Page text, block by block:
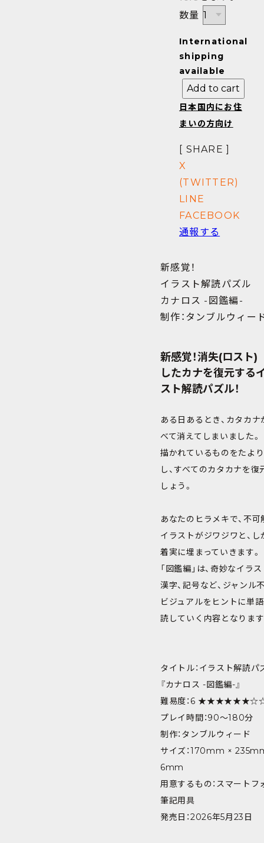
数量
International
shipping
available
Add to cart
日本国内にお住
まいの方向け
[ SHARE ]
X
(TWITTER)
LINE
FACEBOOK
通報する
新感覚！
イラスト解読パズル
カナロス -図鑑編-
制作：タンブルウィー
新感覚！消失(ロスト)
したカナを復元する
スト解読パズル！
ある日あるとき、カタカナ
べて消えてしまいました。
描かれているものをたよ
し、すべてのカタカナを復
しょう。
あなたのヒラメキで、不可
イラストがジワジワと、し
着実に埋まっていきます。
「図鑑編」は、奇妙なイラ
漢字、記号など、ジャンル
ビジュアルをヒントに単
読していく内容となります
タイトル：イラスト解読パ
『カナロス -図鑑編-』
難易度：6
プレイ時間：90～180分
制作：タンブルウィード
サイズ：170mm ×
6mm
用意するもの：スマートフ
筆記用具
発売日：2026年5月23日